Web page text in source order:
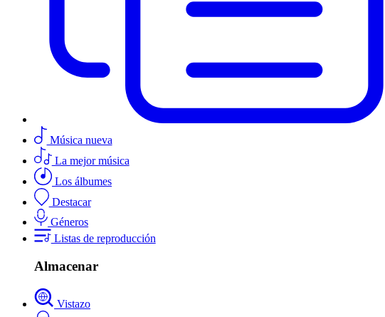
Música nueva
La mejor música
Los álbumes
Destacar
Géneros
Listas de reproducción
Almacenar
Vistazo